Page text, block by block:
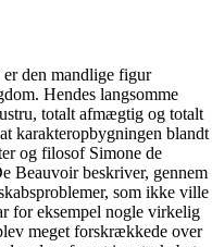
er den mandlige figur
Hendes langsomme
totalt afmægtig og totalt
karakteropbygningen blandt
og filosof Simone de
Beauvoir beskriver, gennem
som ikke ville
for eksempel nogle virkelig
meget forskrækkede over